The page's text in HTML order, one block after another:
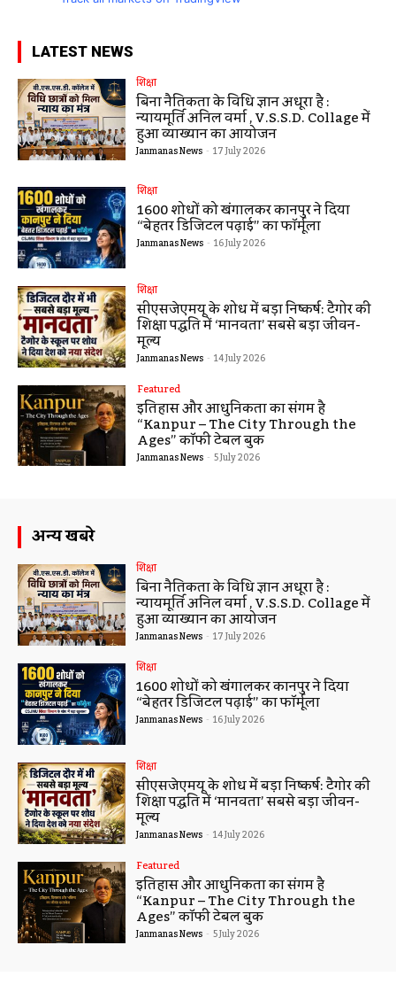
LATEST NEWS
शिक्षा
बिना नैतिकता के विधि ज्ञान अधूरा है :
न्यायमूर्ति अनिल वर्मा , V.S.S.D. Collage में
हुआ व्याख्यान का आयोजन
Janmanas News - 17 July 2026
शिक्षा
1600 शोधों को खंगालकर कानपुर ने दिया
“बेहतर डिजिटल पढ़ाई” का फॉर्मूला
Janmanas News - 16 July 2026
शिक्षा
सीएसजेएमयू के शोध में बड़ा निष्कर्ष: टैगोर की
शिक्षा पद्धति में ‘मानवता’ सबसे बड़ा जीवन-
मूल्य
Janmanas News - 14 July 2026
Featured
इतिहास और आधुनिकता का संगम है
“Kanpur – The City Through the
Ages” कॉफी टेबल बुक
Janmanas News - 5 July 2026
अन्य खबरे
शिक्षा
बिना नैतिकता के विधि ज्ञान अधूरा है :
न्यायमूर्ति अनिल वर्मा , V.S.S.D. Collage में
हुआ व्याख्यान का आयोजन
Janmanas News - 17 July 2026
शिक्षा
1600 शोधों को खंगालकर कानपुर ने दिया
“बेहतर डिजिटल पढ़ाई” का फॉर्मूला
Janmanas News - 16 July 2026
शिक्षा
सीएसजेएमयू के शोध में बड़ा निष्कर्ष: टैगोर की
शिक्षा पद्धति में ‘मानवता’ सबसे बड़ा जीवन-
मूल्य
Janmanas News - 14 July 2026
Featured
इतिहास और आधुनिकता का संगम है
“Kanpur – The City Through the
Ages” कॉफी टेबल बुक
Janmanas News - 5 July 2026